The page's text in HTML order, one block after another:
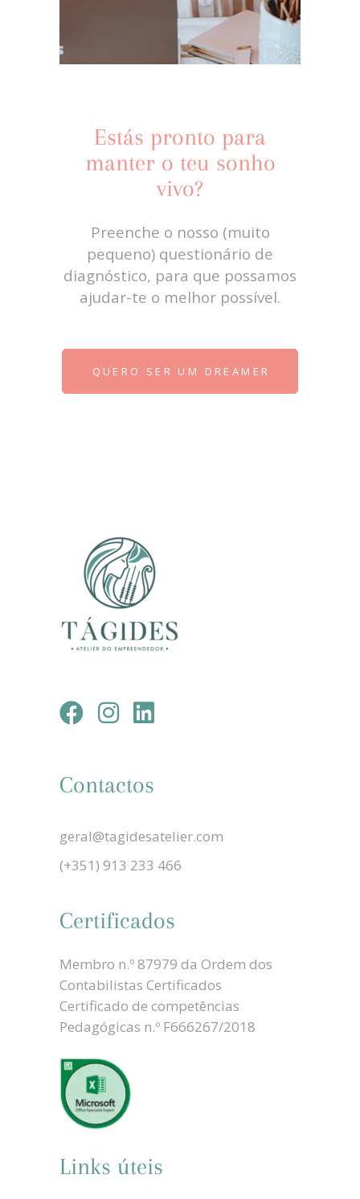
Estás pronto para
manter o teu sonho
vivo?
Preenche o nosso (muito
pequeno) questionário de
diagnóstico, para que possamos
ajudar-te o melhor possível.
QUERO SER UM DREAMER
Contactos
geral@tagidesatelier.com
(+351) 913 233 466
Certificados
Membro n.º 87979 da Ordem dos
Contabilistas Certificados
Certificado de competências
Pedagógicas n.º F666267/2018
Links úteis